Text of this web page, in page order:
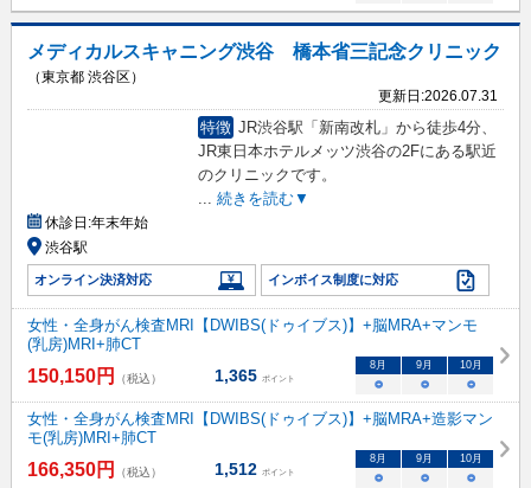
メディカルスキャニング渋谷 橋本省三記念クリニック
（東京都 渋谷区）
更新日:2026.07.31
特徴 JR渋谷駅「新南改札」から徒歩4分、
JR東日本ホテルメッツ渋谷の2Fにある駅近
のクリニックです。
... 続きを読む▼
休診日:年末年始
渋谷駅
オンライン決済対応 インボイス制度に対応
女性・全身がん検査MRI【DWIBS(ドゥイブス)】+脳MRA+マンモ
(乳房)MRI+肺CT
150,150円 （税込） 1,365 ポイント
8月 9月 10月
○ ○ ○
女性・全身がん検査MRI【DWIBS(ドゥイブス)】+脳MRA+造影マン
モ(乳房)MRI+肺CT
166,350円 （税込） 1,512 ポイント
8月 9月 10月
○ ○ ○